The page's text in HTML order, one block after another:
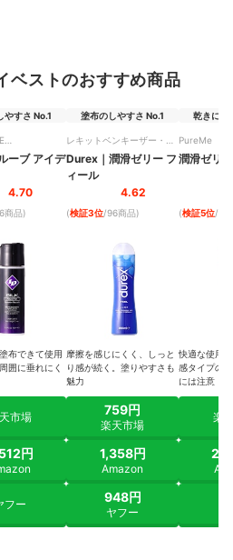
ベストのおすすめ商品
やすさ No.1
ーブ アイデ
4.70
商品)
布できて使用
囲に垂れにく
市場
円
フー
塗布のしやすさ No.1
レキットベンキーザー・ジ
ャパン
Durex ｜ 潤滑ゼリー フ
ィール
4.62
(検証3位/96商品)
摩擦を感じにくく、しっと
り感が続く。塗りやすさも
魅力
759円
楽天市場
1,358円
Amazon
948円
ヤフー
乾きにく
PureMe
潤滑ゼリー
(検証5位/96
快適な使用
感タイプの
には注意
楽